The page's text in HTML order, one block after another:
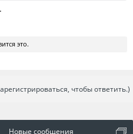
это.
чтобы ответить.)
Новые сообщения